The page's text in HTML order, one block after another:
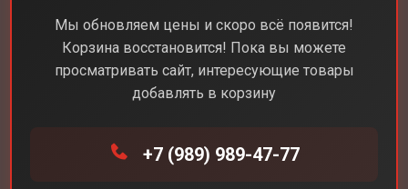
Смартфоны iPhone 15
Мы обновляем цены и скоро всё появится!
Корзина восстановится! Пока вы можете
просматривать сайт, интересующие товары
добавлять в корзину
+7 (989) 989-47-77